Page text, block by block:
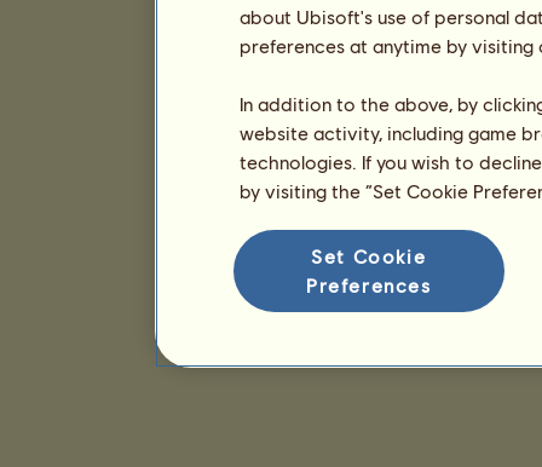
about Ubisoft's use of personal
preferences at anytime by
In addition to the above, by
website activity, including game
technologies. If you wish to
by visiting the “Set Cookie
Set Cookie
Preferences